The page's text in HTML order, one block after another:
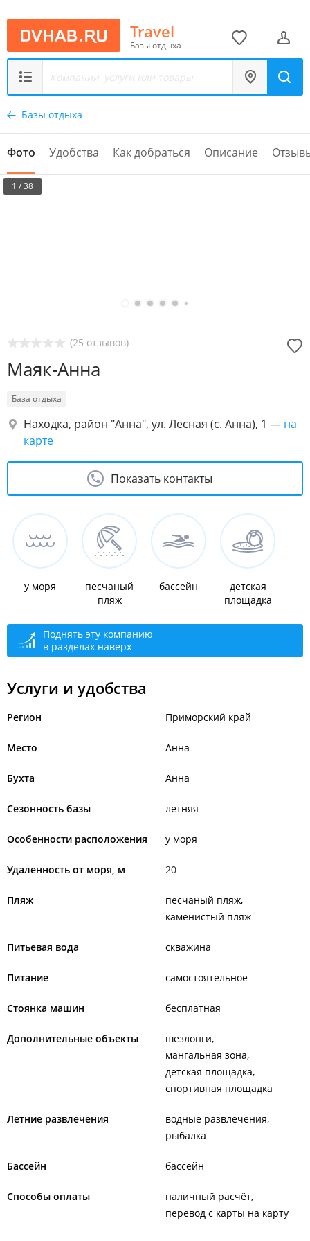
Travel
Базы отдыха
Базы отдыха
Фото Удобства Как добраться Описание
1 / 38
(25 отзывов)
Маяк-Анна
База отдыха
Находка, район "Анна", ул. Лесная (с. Анна), 1 — на
карте
Показать контакты
у моря
песчаный
пляж
бассейн
детская
площадка
Поднять эту компанию
в разделах наверх
Услуги и удобства
Регион Приморский край
Место Анна
Бухта Анна
Сезонность базы летняя
Особенности расположения у моря
Удаленность от моря, м 20
Пляж
песчаный пляж
каменистый пляж
Питьевая вода скважина
Питание самостоятельное
Стоянка машин бесплатная
Дополнительные объекты
шезлонги
мангальная зона
детская площадка
спортивная площадка
Летние развлечения
водные развлечения
рыбалка
Бассейн бассейн
Способы оплаты
наличный расчёт
перевод с карты на карту